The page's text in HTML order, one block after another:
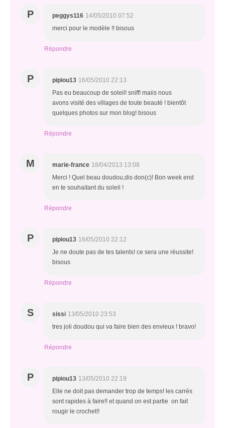
P peggys116 14/05/2010 07:52
merci pour le modèle !! bisous
Répondre
P pipiou13 16/05/2010 22:13
Pas eu beaucoup de soleil! sniff! maiis nous
avons visité des villages de toute beauté ! bientôt
quelques photos sur mon blog! bisous
Répondre
M marie-france 18/04/2013 13:08
Merci ! Quel beau doudou,dis don(c)! Bon week end
en te souhaitant du soleil !
Répondre
P pipiou13 16/05/2010 22:12
Je ne doute pas de tes talents! ce sera une réussite!
bisous
Répondre
S sissi 13/05/2010 23:53
tres joli doudou qui va faire bien des envieux ! bravo!
Répondre
P pipiou13 13/05/2010 22:19
Elle ne doit pas demander trop de temps! les carrés
sont rapides à faire!! et quand on est partie on fait
rougir le crochet!!